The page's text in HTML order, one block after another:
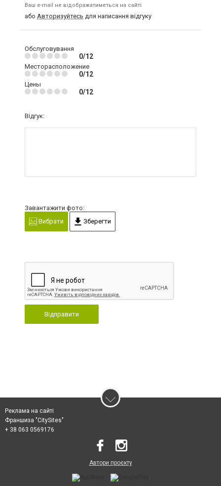
Ваш e-mail не відображатиметься на сайті
або Авторизуйтесь для написання відгуку
Обслуговування
0/12
Месторасположение
0/12
Цены
0/12
Відгук:
Завантажити фото:
Вибрати
Зберегти
Відправити
Реклама на сайті
Франшиза "CitySites"
+ 38 063 0569176
Автори проєкту